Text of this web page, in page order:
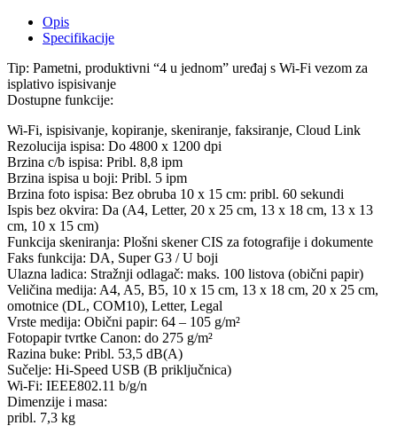
Opis
Specifikacije
Tip: Pametni, produktivni “4 u jednom” uređaj s Wi-Fi vezom za
isplativo ispisivanje
Dostupne funkcije:
Wi-Fi, ispisivanje, kopiranje, skeniranje, faksiranje, Cloud Link
Rezolucija ispisa: Do 4800 x 1200 dpi
Brzina c/b ispisa: Pribl. 8,8 ipm
Brzina ispisa u boji: Pribl. 5 ipm
Brzina foto ispisa: Bez obruba 10 x 15 cm: pribl. 60 sekundi
Ispis bez okvira: Da (A4, Letter, 20 x 25 cm, 13 x 18 cm, 13 x 13
cm, 10 x 15 cm)
Funkcija skeniranja: Plošni skener CIS za fotografije i dokumente
Faks funkcija: DA, Super G3 / U boji
Ulazna ladica: Stražnji odlagač: maks. 100 listova (obični papir)
Veličina medija: A4, A5, B5, 10 x 15 cm, 13 x 18 cm, 20 x 25 cm,
omotnice (DL, COM10), Letter, Legal
Vrste medija: Obični papir: 64 – 105 g/m²
Fotopapir tvrtke Canon: do 275 g/m²
Razina buke: Pribl. 53,5 dB(A)
Sučelje: Hi-Speed USB (B priključnica)
Wi-Fi: IEEE802.11 b/g/n
Dimenzije i masa:
pribl. 7,3 kg